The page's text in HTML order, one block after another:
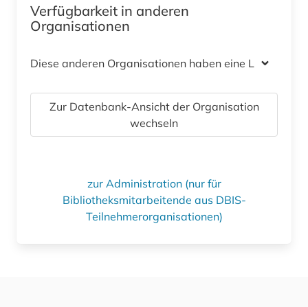
Verfügbarkeit in anderen
Organisationen
Diese anderen Organisationen haben eine Lizenz
Zur Datenbank-Ansicht der Organisation
wechseln
zur Administration (nur für
Bibliotheksmitarbeitende aus DBIS-
Teilnehmerorganisationen)